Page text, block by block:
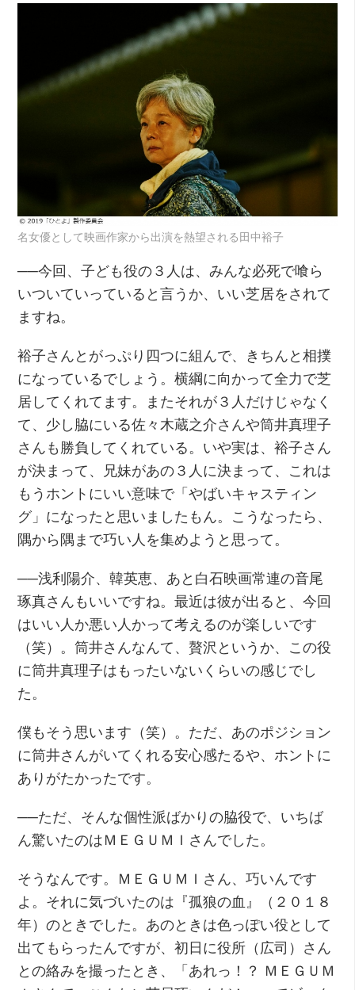
名女優として映画作家から出演を熱望される田中裕子
──今回、子ども役の３人は、みんな必死で喰ら
いついていっていると言うか、いい芝居をされて
ますね。
裕子さんとがっぷり四つに組んで、きちんと相撲
になっているでしょう。横綱に向かって全力で芝
居してくれてます。またそれが３人だけじゃなく
て、少し脇にいる佐々木蔵之介さんや筒井真理子
さんも勝負してくれている。いや実は、裕子さん
が決まって、兄妹があの３人に決まって、これは
もうホントにいい意味で「やばいキャスティン
グ」になったと思いましたもん。こうなったら、
隅から隅まで巧い人を集めようと思って。
──浅利陽介、韓英恵、あと白石映画常連の音尾
琢真さんもいいですね。最近は彼が出ると、今回
はいい人か悪い人かって考えるのが楽しいです
（笑）。筒井さんなんて、贅沢というか、この役
に筒井真理子はもったいないくらいの感じでし
た。
僕もそう思います（笑）。ただ、あのポジション
に筒井さんがいてくれる安心感たるや、ホントに
ありがたかったです。
──ただ、そんな個性派ばかりの脇役で、いちば
ん驚いたのはＭＥＧＵＭＩさんでした。
そうなんです。ＭＥＧＵＭＩさん、巧いんです
よ。それに気づいたのは『孤狼の血』（２０１８
年）のときでした。あのときは色っぽい役として
出てもらったんですが、初日に役所（広司）さん
との絡みを撮ったとき、「あれっ！？ ＭＥＧＵＭ